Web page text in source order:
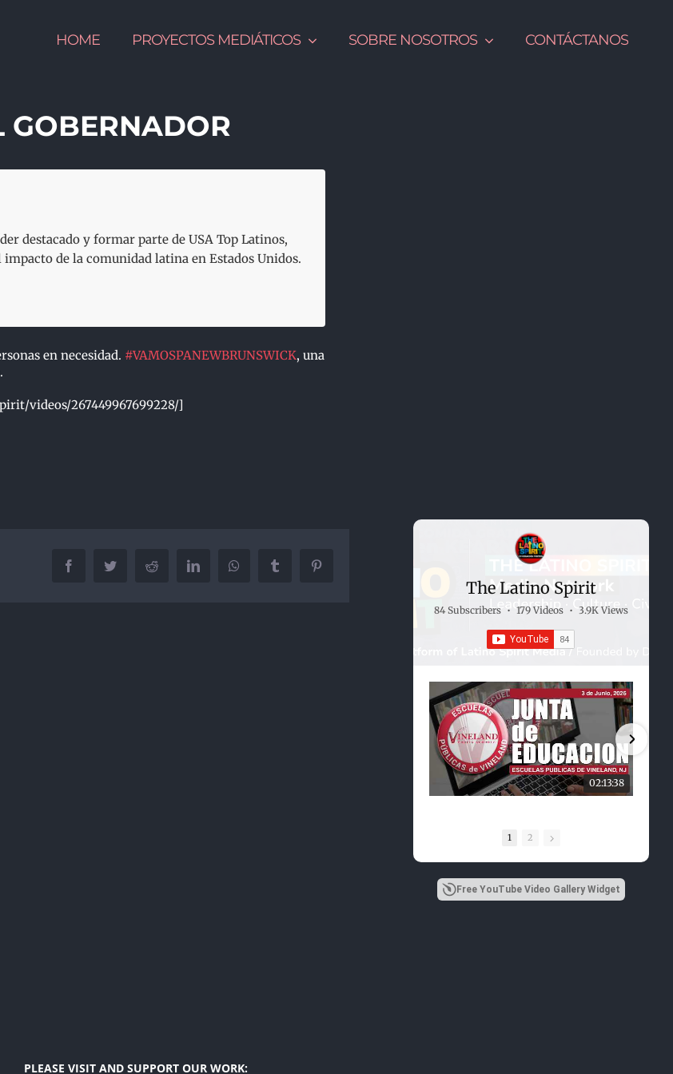
HOME PROYECTOS MEDIÁTICOS SOBRE NOSOTROS CONTÁCTANOS
GOBERNADOR
destacado y formar parte de USA Top Latinos,
de la comunidad latina en Estados Unidos.
en necesidad. #VAMOSPANEWBRUNSWICK, una
videos/267449967699228/]
FacebookTwitter Reddit LinkedInWhatsAppTumblr Pinterest
The Latino Spirit
84 Subscribers • 179 Videos • 3.9K Views
02:13:38
1 2
Free YouTube Video Gallery Widget
PLEASE VISIT AND SUPPORT OUR WORK: